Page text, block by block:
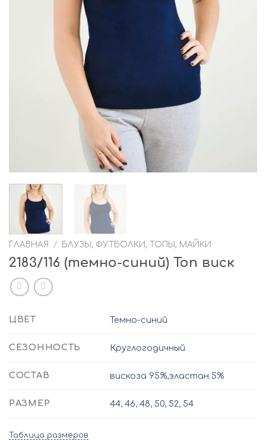
ГЛАВНАЯ / БЛУЗЫ, ФУТБОЛКИ, ТОПЫ, МАЙКИ
2183/116 (темно-синий) Топ виск
ЦВЕТ Темно-синий
СЕЗОННОСТЬ Круглогодичный
СОСТАВ вискоза 95%,эластан 5%
РАЗМЕР 44,46,48, 50, 52, 54
Таблица размеров